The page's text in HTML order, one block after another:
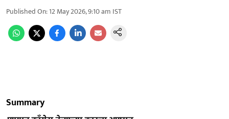
Published On:12 May 2026, 9:10 am IST
Summary